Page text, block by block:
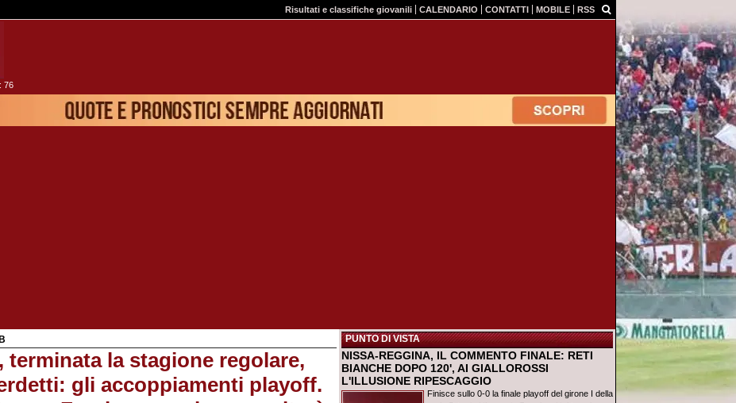
Risultati e classifiche giovanili CALENDARIO CONTATTI MOBILE RSS
76
terminata la stagione regolare,
gli accoppiamenti playoff.
PUNTO DI VISTA
NISSA-REGGINA, IL COMMENTO FINALE: RETI
BIANCHE DOPO 120', AI GIALLOROSSI
L'ILLUSIONE RIPESCAGGIO
Finisce sullo 0-0 la finale playoff del girone I della